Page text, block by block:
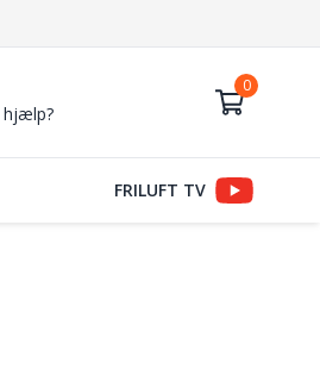
hjælp?
FRILUFT TV